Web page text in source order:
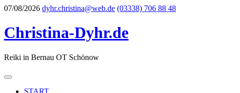
Skip
content
07/08/2026 dyhr.christina@web.de (03338) 706 88 48
Christina-Dyhr.de
Reiki in Bernau OT Schönow
START